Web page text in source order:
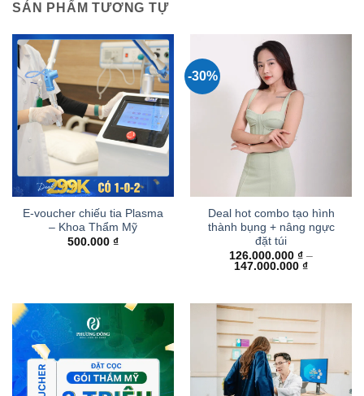
SẢN PHẨM TƯƠNG TỰ
E-voucher chiếu tia Plasma
– Khoa Thẩm Mỹ
500.000 ₫
-30%
Deal hot combo tạo hình
thành bụng + nâng ngực
đặt túi
126.000.000 ₫ –
147.000.000 ₫Khoảng